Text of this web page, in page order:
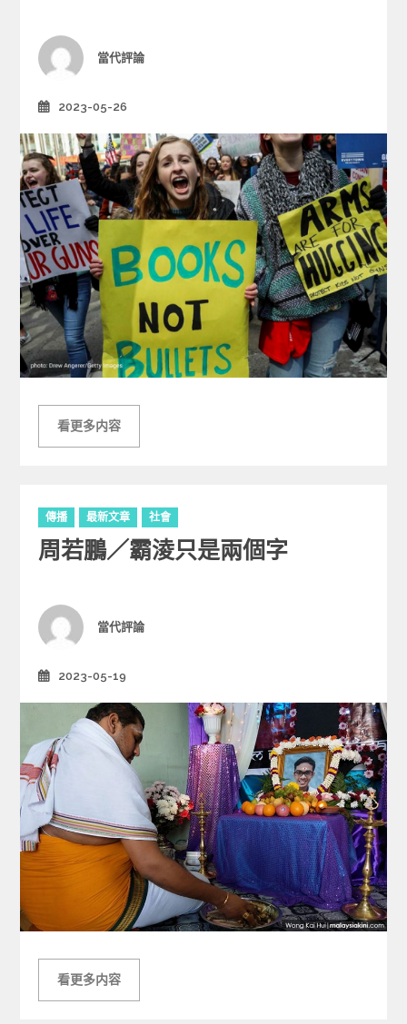
i
e
Author
當代評論
2023-05-26
看更多内容
C
a
t
o
r
s
傳播 最新文章 社會
周若鵬／霸淩只是兩個字
Author
當代評論
2023-05-19
看更多内容